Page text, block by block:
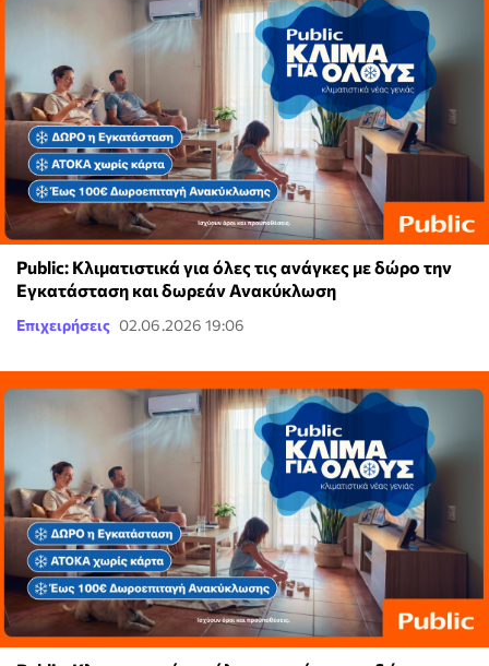
Public: Κλιματιστικά για όλες τις ανάγκες με δώρο την
Εγκατάσταση και δωρεάν Ανακύκλωση
Επιχειρήσεις 02.06.2026 19:06